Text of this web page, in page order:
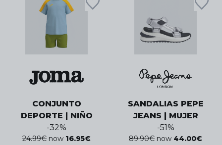
CONJUNTO
DEPORTE | NIÑO
-32%
24.99€ now 16.95€
SANDALIAS PEPE
JEANS | MUJER
-51%
89.90€ now 44.00€